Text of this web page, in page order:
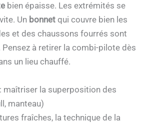
bien épaisse. Les extrémités se
Un bonnet qui couvre bien les
et des chaussons fourrés sont
à retirer la combi-pilote dès
un lieu chauffé.
: maîtriser la superposition des
manteau)
fraîches, la technique de la